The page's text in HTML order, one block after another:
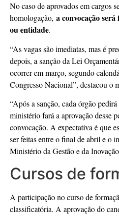
No caso de aprovados em cargos
homologação, a convocação
ou entidade.
“As vagas são imediatas, mas é
depois, a sanção da Lei
ocorrer em março, segundo
Congresso Nacional”, destacou o
“Após a sanção, cada órgão
ministério fará a aprovação desse
convocação. A expectativa é que
ser feitas entre o final de abril e o
Ministério da Gestão e da
Cursos de
A participação no curso de
classificatória. A aprovação do